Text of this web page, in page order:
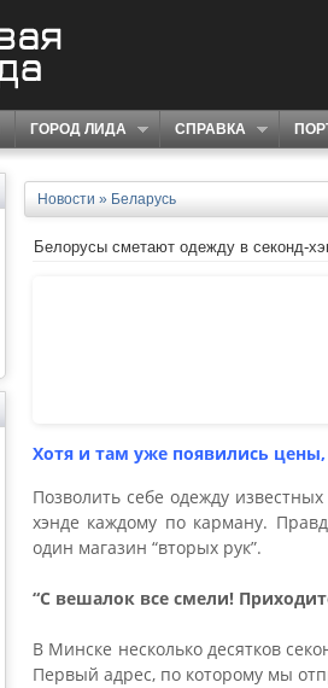
ГОРОД ЛИДА СПРАВКА
Новости » Беларусь
Белорусы сметают одежду в секонд-
Хотя и там уже появились цены,
Позволить себе одежду
хэнде каждому по карману.
один магазин “вторых рук”.
“С вешалок все смели!
В Минске несколько десятков
Первый адрес, по которому мы